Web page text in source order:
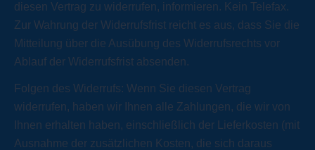
diesen Vertrag zu widerrufen, informieren. Kein Telefax.
Zur Wahrung der Widerrufsfrist reicht es aus, dass Sie die
Mitteilung über die Ausübung des Widerrufsrechts vor
Ablauf der Widerrufsfrist absenden.
Folgen des Widerrufs: Wenn Sie diesen Vertrag
widerrufen, haben wir Ihnen alle Zahlungen, die wir von
Ihnen erhalten haben, einschließlich der Lieferkosten (mit
Ausnahme der zusätzlichen Kosten, die sich daraus